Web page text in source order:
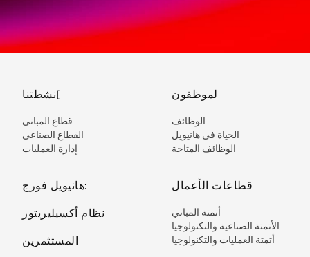
نشطتنا[
قطاع المباني
القطاع الصناعي
إدارة العمليات
هانيويل فورج:
نظام أكسيليريتور
المستثمرين
لموظفون
الوظائف
الحياة في هانيويل
الوظائف المتاحة
قطاعات الأعمال
أتمتة المباني
الأتمتة الصناعية والتكنولوجيا
أتمتة العمليات والتكنولوجيا